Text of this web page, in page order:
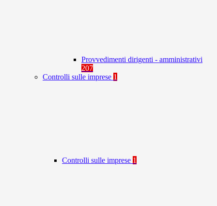
Provvedimenti dirigenti - amministrativi
207
Controlli sulle imprese 1
Controlli sulle imprese 1